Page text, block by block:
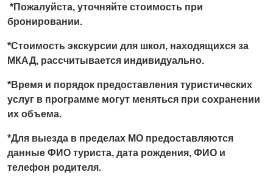
*Пожалуйста, уточняйте стоимость при
бронировании.
*Стоимость экскурсии для школ, находящихся за
МКАД, рассчитывается индивидуально.
*Время и порядок предоставления туристических
услуг в программе могут меняться при сохранении
их объема.
*Для выезда в пределах МО предоставляются
данные ФИО туриста, дата рождения, ФИО и
телефон родителя.